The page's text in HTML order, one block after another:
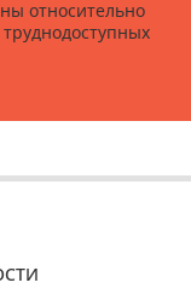
относительно
труднодоступных